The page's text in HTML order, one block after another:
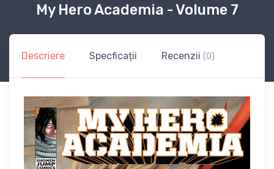
My Hero Academia - Volume 7
Descriere Specficații Recenzii (0)